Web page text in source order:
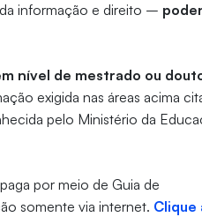
informação e direito –
nível de mestrado ou
exigida nas áreas acima
pelo Ministério da
por meio de Guia de
somente via internet. Clique